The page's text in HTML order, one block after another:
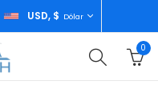
USD, $ Dólar
0